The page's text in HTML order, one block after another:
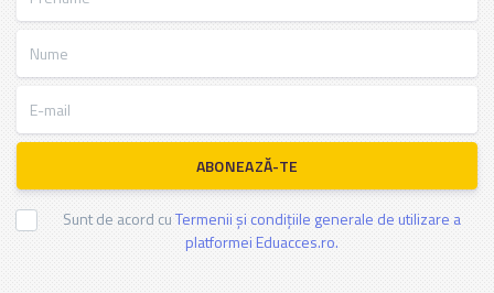
ABONEAZĂ-TE
Sunt de acord cuTermenii și condițiile generale de utilizare a
platformei Eduacces.ro.